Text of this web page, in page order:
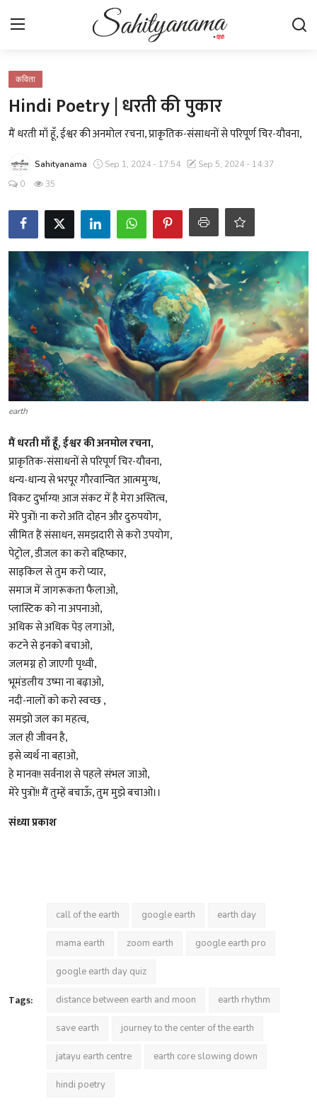
होम
कहानी
कविता
आलेख
शख्सियत
धरोहर
यात्रावृत्तांत
उपन्यास
सिनेमा
शायरी
ग़ज़ल
कविता
Hindi Poetry | धरती की पुकार
मैं धरती माँ हूँ, ईश्वर की अनमोल रचना, प्राकृतिक-संसाधनों से परिपूर्ण चिर-यौवना,
Sahityanama Sep 1, 2024 - 17:54
Sep 5, 2024 - 14:37
0
35
earth
मैं धरती माँ हूँ, ईश्वर की अनमोल रचना,
प्राकृतिक-संसाधनों से परिपूर्ण चिर-यौवना,
धन्य-धान्य से भरपूर गौरवान्वित आत्ममुग्ध,
विकट दुर्भाग्य! आज संकट में है मेरा अस्तित्व,
मेरे पुत्रों! ना करो अति दोहन और दुरुपयोग,
सीमित हैं संसाधन, समझदारी से करो उपयोग,
पेट्रोल, डीजल का करो बहिष्कार,
साइकिल से तुम करो प्यार,
समाज में जागरूकता फैलाओ,
प्लास्टिक को ना अपनाओ,
अधिक से अधिक पेड़ लगाओ,
कटने से इनको बचाओ,
जलमग्न हो जाएगी पृथ्वी,
भूमंडलीय उष्मा ना बढ़ाओ,
नदी-नालों को करो स्वच्छ ,
समझो जल का महत्व,
जल ही जीवन है,
इसे व्यर्थ ना बहाओ,
हे मानव!! सर्वनाश से पहले संभल जाओ,
मेरे पुत्रों!! मैं तुम्हें बचाऊँ, तुम मुझे बचाओ।।
संध्या प्रकाश
Tags:
call of the earth google earth earth day
mama earth zoom earth google earth pro
google earth day quiz
distance between earth and moon earth rhythm
save earth journey to the center of the earth
jatayu earth centre earth core slowing down
hindi poetry